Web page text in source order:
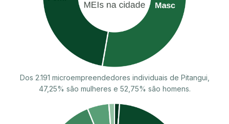
Dos 2.191 microempreendedores individuais de Pitangui,
47,25% são mulheres e 52,75% são homens.